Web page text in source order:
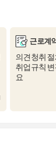
근로계
의견청취
취업규칙
요